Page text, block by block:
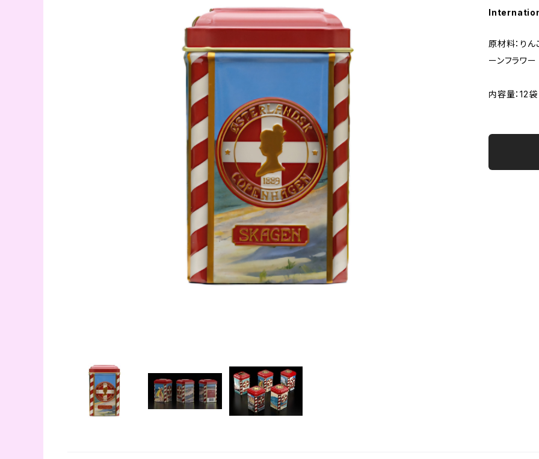
原材料：りん
ーンフラワー
内容量：12袋